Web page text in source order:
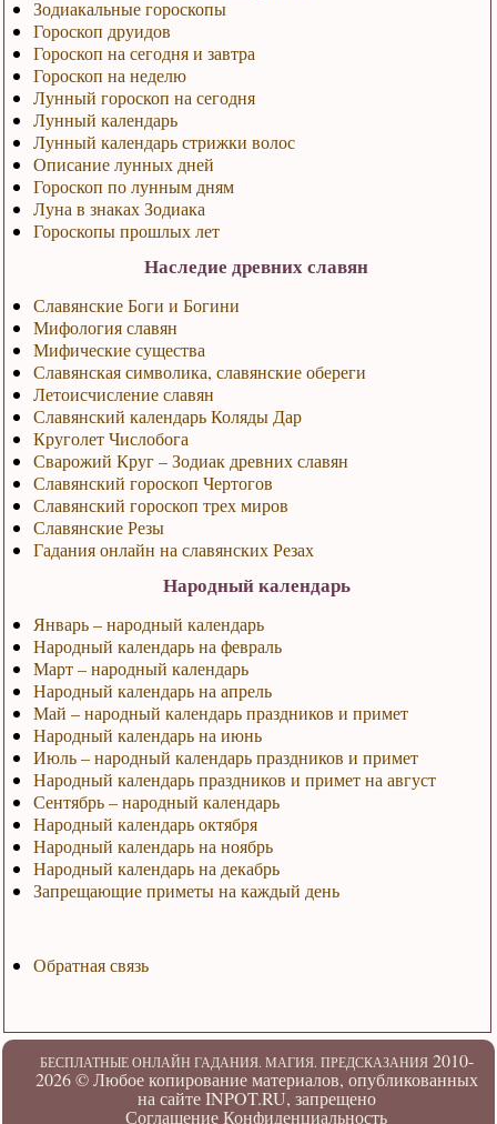
Зодиакальные гороскопы
Гороскоп друидов
Гороскоп на сегодня и завтра
Гороскоп на неделю
Лунный гороскоп на сегодня
Лунный календарь
Лунный календарь стрижки волос
Описание лунных дней
Гороскоп по лунным дням
Луна в знаках Зодиака
Гороскопы прошлых лет
Наследие древних славян
Славянские Боги и Богини
Мифология славян
Мифические существа
Славянская символика, славянские обереги
Летоисчисление славян
Славянский календарь Коляды Дар
Круголет Числобога
Сварожий Круг – Зодиак древних славян
Славянский гороскоп Чертогов
Славянский гороскоп трех миров
Славянские Резы
Гадания онлайн на славянских Резах
Народный календарь
Январь – народный календарь
Народный календарь на февраль
Март – народный календарь
Народный календарь на апрель
Май – народный календарь праздников и примет
Народный календарь на июнь
Июль – народный календарь праздников и примет
Народный календарь праздников и примет на август
Сентябрь – народный календарь
Народный календарь октября
Народный календарь на ноябрь
Народный календарь на декабрь
Запрещающие приметы на каждый день
Обратная связь
БЕСПЛАТНЫЕ ОНЛАЙН ГАДАНИЯ. МАГИЯ. ПРЕДСКАЗАНИЯ2010-
2026 ©Любое копирование материалов, опубликованных
на сайте INPOT.RU, запрещено
Соглашение Конфиденциальность